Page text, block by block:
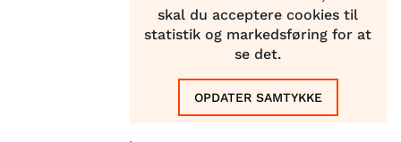
skal du acceptere cookies til
statistik og markedsføring for at
se det.
OPDATER SAMTYKKE